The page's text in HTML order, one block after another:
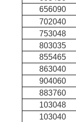
656090
702040
753048
803035
855465
863040
904060
883760
103048
103040